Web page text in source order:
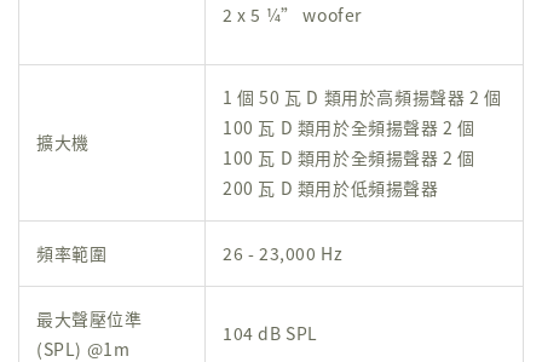
2 x 5 ¼” woofer
擴大機
1 個 50 瓦 D 類用於高頻揚聲器 2 個
100 瓦 D 類用於全頻揚聲器 2 個
100 瓦 D 類用於全頻揚聲器 2 個
200 瓦 D 類用於低頻揚聲器
頻率範圍 26 - 23,000 Hz
最大聲壓位準
(SPL) @1m
104 dB SPL